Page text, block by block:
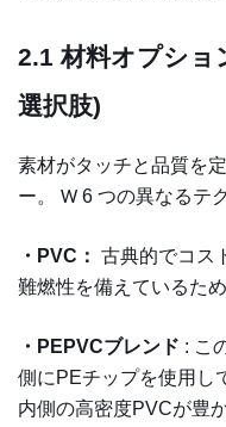
2.1材料オプショ
選択肢)
素材がタッチと品質を
ー。 W 6 つの異なるテ
・PVC： 古典的でコス
難燃性を備えているた
・PEPVCブレンド : こ
側にPEチップを使用し
内側の高密度PVCが豊